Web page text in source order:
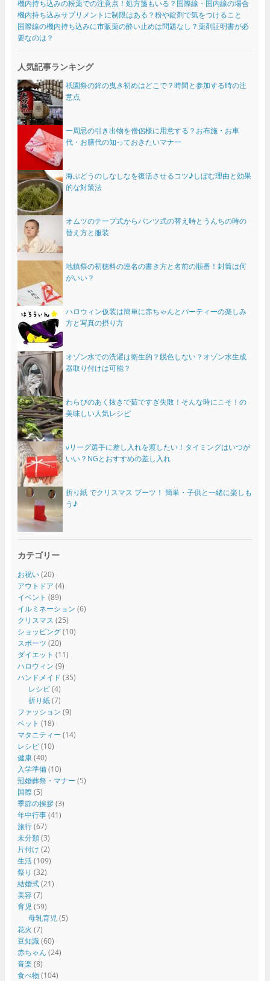
機内持ち込みの粉薬での注意点！処方箋もいる？国際線・国内線の場合
機内持ち込みサプリメントに制限はある？粉や錠剤で気をつけること
国際線の機内持ち込みに市販薬の酔い止めは問題なし？薬剤証明書が必
要なのは？
人気記事ランキング
祇園祭の鉾の曳き初めはどこで？時間と参加する時の注
意点
一周忌の引き出物を僧侶様に用意する？お布施・お車
代・お膳代の知っておきたいマナー
海ぶどうのしなしなを復活させるコツ♪しぼむ理由と効果
的な対策法
オムツのテープ式からパンツ式の替え時とうんちの時の
替え方と服装
地鎮祭の初穂料の連名の書き方と名前の順番！封筒は何
がいい？
ハロウィン仮装は簡単に赤ちゃんとパーティーの楽しみ
方と写真の摂り方
オゾン水での洗濯は衛生的？脱色しない？オゾン水生成
器取り付けは可能？
わらびのあく抜きで茹ですぎ失敗！そんな時にこそ！の
美味しい人気レシピ
vリーグ選手に差し入れを渡したい！タイミングはいつが
いい？NGとおすすめの差し入れ
折り紙 でクリスマス ブーツ！ 簡単・子供と一緒に楽しも
う♪
カテゴリー
お祝い(20)
アウトドア (4)
イベント (89)
イルミネーション (6)
クリスマス (25)
ショッピング(10)
スポーツ (20)
ダイエット (11)
ハロウィン (9)
ハンドメイド (35)
レシピ(4)
折り紙(7)
ファッション (9)
ペット (18)
マタニティー (14)
レシピ(10)
健康(40)
入学準備(10)
冠婚葬祭・マナー (5)
国際(5)
季節の挨拶(3)
年中行事(41)
旅行(67)
未分類(3)
片付け (2)
生活(109)
祭り (32)
結婚式(21)
美容(7)
育児(59)
母乳育児(5)
花火 (7)
豆知識(60)
赤ちゃん (24)
音楽 (8)
食べ物 (104)